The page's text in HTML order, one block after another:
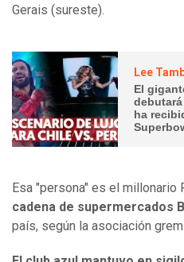
Gerais (sureste).
Lee
El
ha
Esa "persona" es el millonario
cadena de supermercados
país, según la asociación